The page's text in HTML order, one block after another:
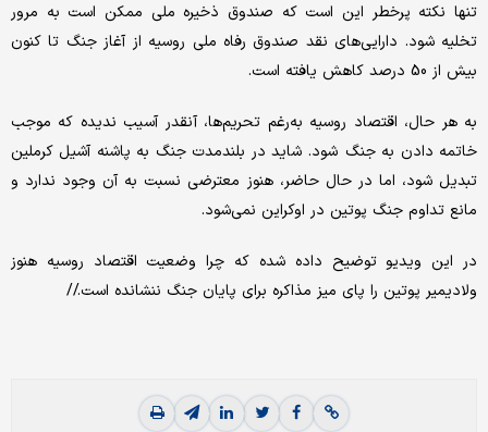
تنها نکته پرخطر این است که صندوق ذخیره ملی ممکن است به مرور
تخلیه شود. دارایی‌های نقد صندوق رفاه ملی روسیه از آغاز جنگ تا کنون
بیش از 50 درصد کاهش یافته است.
به هر حال، اقتصاد روسیه به‌رغم تحریم‌ها، آنقدر آسیب ندیده که موجب
خاتمه دادن به جنگ شود. شاید در بلندمدت جنگ به پاشنه آشیل کرملین
تبدیل شود، اما در حال حاضر، هنوز معترضی نسبت به آن وجود ندارد و
مانع تداوم جنگ پوتین در اوکراین نمی‌شود.
در این ویدیو توضیح داده شده که چرا وضعیت اقتصاد روسیه هنوز
ولادیمیر پوتین را پای میز مذاکره برای پایان جنگ ننشانده است.//